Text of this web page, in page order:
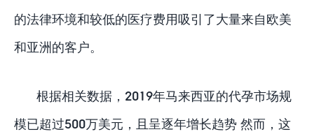
的法律环境和较低的医疗费用吸引了大量来自欧美
和亚洲的客户。
根据相关数据，2019年马来西亚的代孕市场规
模已超过500万美元，且呈逐年增长趋势 然而，这